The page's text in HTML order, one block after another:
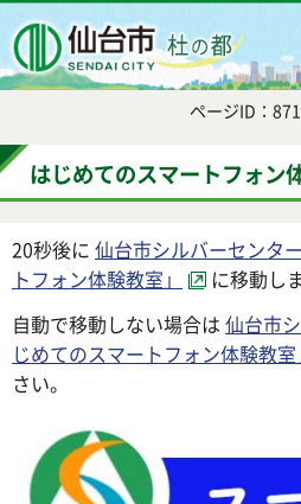
ページID：
はじめてのスマートフォン
20秒後に 仙台市シルバーセンタ
トフォン体験教室」
に移動し
自動で移動しない場合は 仙台市
じめてのスマートフォン体験教室
さい。